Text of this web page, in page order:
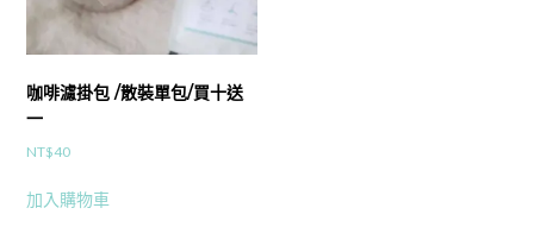
咖啡濾掛包 /散裝單包/買十送
一
NT$40
加入購物車